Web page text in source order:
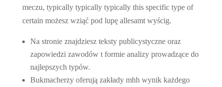
meczu, typically typically typically this specific type of
certain możesz wziąć pod lupę allesamt wyścig.
Na stronie znajdziesz teksty publicystyczne oraz
zapowiedzi zawodów t formie analizy prowadzące do
najlepszych typów.
Bukmacherzy oferują zakłady mhh wynik każdego